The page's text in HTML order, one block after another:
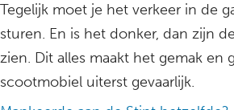
Tegelijk moet je het verkeer in de
sturen. En is het donker, dan zijn
zien. Dit alles maakt het gemak en
scootmobiel uiterst gevaarlijk.